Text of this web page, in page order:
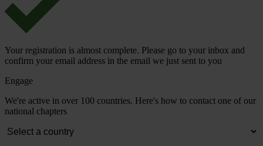
Your registration is almost complete. Please go to your inbox and
confirm your email address in the email we just sent to you
Engage
We're active in over 100 countries. Here's how to contact one of our
national chapters